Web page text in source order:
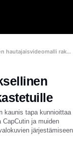
Kuinka luoda merkityksellinen hautajaisvideomalli rakastetuille
kaunis tapa kunnioittaa
CapCutin ja muiden
järjestämiseen